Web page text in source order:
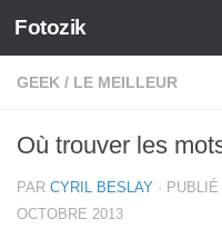
Skip to content
Fotozik
GEEK / LE MEILLEUR
Où trouver les
PAR CYRIL BESLAY · PUBLIÉ
OCTOBRE 2013